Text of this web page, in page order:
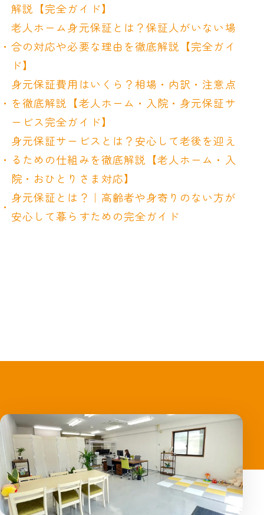
解説【完全ガイド】
老人ホーム身元保証とは？保証人がいない場
合の対応や必要な理由を徹底解説【完全ガイ
ド】
身元保証費用はいくら？相場・内訳・注意点
を徹底解説【老人ホーム・入院・身元保証サ
ービス完全ガイド】
身元保証サービスとは？安心して老後を迎え
るための仕組みを徹底解説【老人ホーム・入
院・おひとりさま対応】
身元保証とは？｜高齢者や身寄りのない方が
安心して暮らすための完全ガイド